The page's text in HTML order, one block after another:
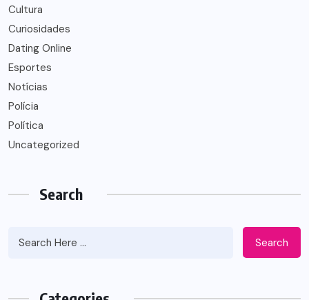
Cultura
Curiosidades
Dating Online
Esportes
Notícias
Polícia
Política
Uncategorized
Search
Search